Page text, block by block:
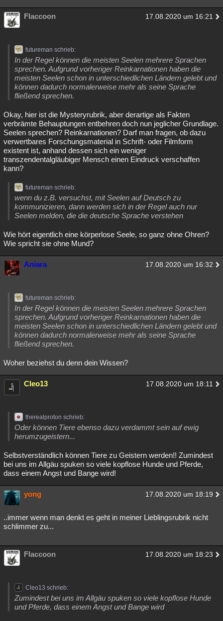
Flaccoon 17.08.2020 um 16:21
futureman schrieb:
In der Regel können die meisten Seelen mehrere Sprachen
sprechen. Aufgrund vorheriger Reinkarnationen haben die
meisten Seelen schon in unterschiedlichen Ländern gelebt und
können dadurch normalerweise mehr als seine Sprache
fließend sprechen.
Okay, hier ist die Mysteryrubrik, aber derartige als Fakten
verbrämte Behauptungen entbehren doch nun jeglicher Grundlage.
Seelen sprechen? Reinkarnationen? Darf man fragen, ob dazu
verwertbares Forschungsmaterial in Schrift- oder Filmform
existent ist, anhand dessen sich ein weniger
transzendentalgläubiger Mensch einen Eindruck verschaffen
kann?
futureman schrieb:
wenn du z.B. versuchst, mit Seelen auf Deutsch zu
kommunizieren, dann werden sich in der Regel auch nur
Seelen melden, die die deutsche Sprache verstehen
Wie hört eigentlich eine körperlose Seele, so ganz ohne Ohren?
Wie spricht sie ohne Mund?
Aniara 17.08.2020 um 16:32
futureman schrieb:
In der Regel können die meisten Seelen mehrere Sprachen
sprechen. Aufgrund vorheriger Reinkarnationen haben die
meisten Seelen schon in unterschiedlichen Ländern gelebt und
können dadurch normalerweise mehr als seine Sprache
fließend sprechen.
Woher beziehst du denn dein Wissen?
Cleo13 17.08.2020 um 18:11
therealproton schrieb:
Oder können Tiere ebenso dazu verdammt sein auf ewig
herumzugeistern...
Selbstverständlich können Tiere zu Geistern werden!! Zumindest
bei uns im Allgäu spuken so viele kopflose Hunde und Pferde,
dass einem Angst und Bange wird!
yong 17.08.2020 um 18:19
..immer wenn man denkt es geht in meiner Lieblingsrubrik nicht
schlimmer zu...
Flaccoon 17.08.2020 um 18:23
Cleo13 schrieb:
Zumindest bei uns im Allgäu spuken so viele kopflose Hunde
und Pferde, dass einem Angst und Bange wird